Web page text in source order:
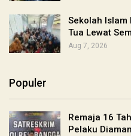
Sekolah Islam
Tua Lewat
Aug 7, 2026
Populer
Remaja 16
Pelaku